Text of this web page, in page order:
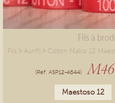
Fils à
Fils > Aurifil > Coton Mako 12
(Ref. ASP12-4644)
Maestoso 12